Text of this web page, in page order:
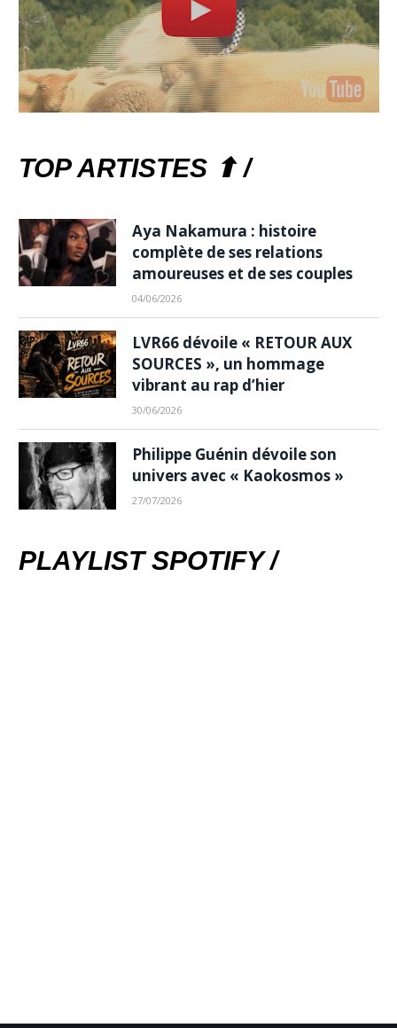
TOP ARTISTES ⬆ /
Aya Nakamura : histoire
complète de ses relations
amoureuses et de ses couples
04/06/2026
LVR66 dévoile « RETOUR AUX
SOURCES », un hommage
vibrant au rap d’hier
30/06/2026
Philippe Guénin dévoile son
univers avec « Kaokosmos »
27/07/2026
PLAYLIST SPOTIFY /